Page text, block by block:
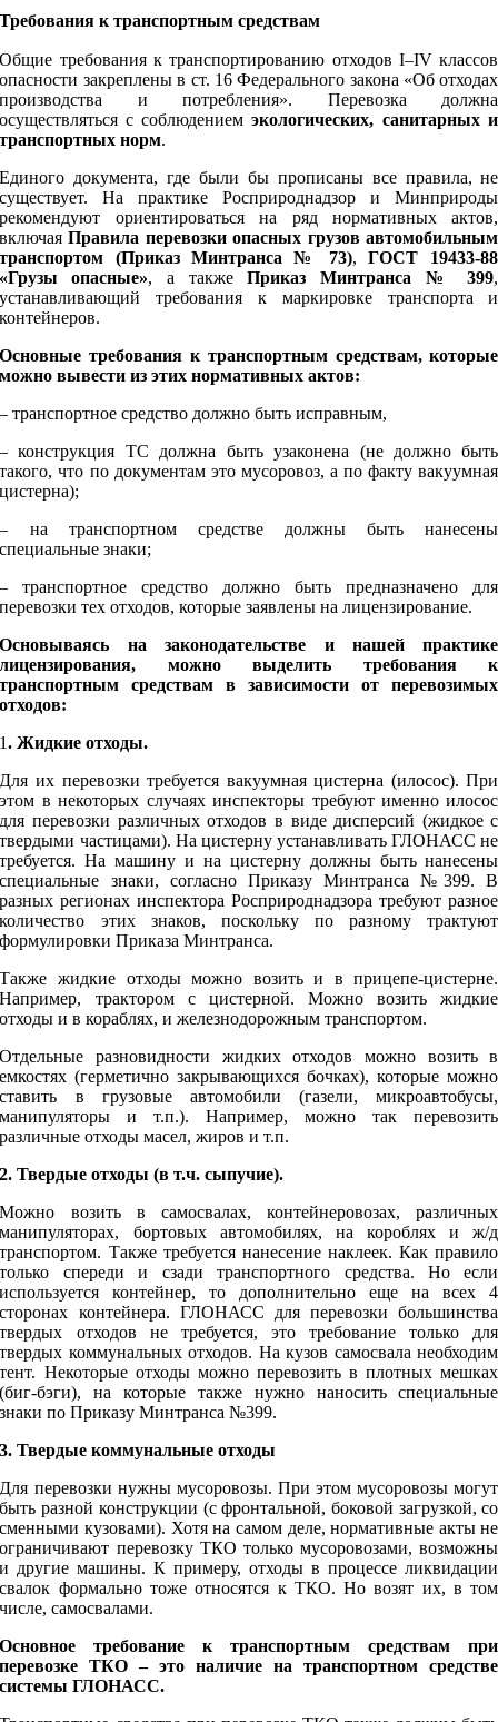
Требования к транспортным средствам
Общие требования к транспортированию отходов I–IV классов
опасности закреплены в ст. 16 Федерального закона «Об отходах
производства и потребления». Перевозка должна
осуществляться с соблюдениемэкологических, санитарных и
транспортных норм.
Единого документа, где были бы прописаны все правила, не
существует. На практике Росприроднадзор и Минприроды
рекомендуют ориентироваться на ряд нормативных актов,
включаяПравила перевозки опасных грузов автомобильным
транспортом (Приказ Минтранса № 73),ГОСТ 19433-88
«Грузы опасные», а такжеПриказ Минтранса № 399,
устанавливающий требования к маркировке транспорта и
контейнеров.
Основные требования к транспортным средствам, которые
можно вывести из этих нормативных актов:
– транспортное средство должно быть исправным,
– конструкция ТС должна быть узаконена (не должно быть
такого, что по документам это мусоровоз, а по факту вакуумная
цистерна);
– на транспортном средстве должны быть нанесены
специальные знаки;
– транспортное средство должно быть предназначено для
перевозки тех отходов, которые заявлены на лицензирование.
Основываясь на законодательстве и нашей практике
лицензирования, можно выделить требования к
транспортным средствам в зависимости от перевозимых
отходов:
1. Жидкие отходы.
Для их перевозки требуется вакуумная цистерна (илосос). При
этом в некоторых случаях инспекторы требуют именно илосос
для перевозки различных отходов в виде дисперсий (жидкое с
твердыми частицами). На цистерну устанавливать ГЛОНАСС не
требуется. На машину и на цистерну должны быть нанесены
специальные знаки, согласно Приказу Минтранса №399. В
разных регионах инспектора Росприроднадзора требуют разное
количество этих знаков, поскольку по разному трактуют
формулировки Приказа Минтранса.
Также жидкие отходы можно возить и в прицепе-цистерне.
Например, трактором с цистерной. Можно возить жидкие
отходы и в кораблях, и железнодорожным транспортом.
Отдельные разновидности жидких отходов можно возить в
емкостях (герметично закрывающихся бочках), которые можно
ставить в грузовые автомобили (газели, микроавтобусы,
манипуляторы и т.п.). Например, можно так перевозить
различные отходы масел, жиров и т.п.
2. Твердые отходы (в т.ч. сыпучие).
Можно возить в самосвалах, контейнеровозах, различных
манипуляторах, бортовых автомобилях, на короблях и ж/д
транспортом. Также требуется нанесение наклеек. Как правило
только спереди и сзади транспортного средства. Но если
используется контейнер, то дополнительно еще на всех 4
сторонах контейнера. ГЛОНАСС для перевозки большинства
твердых отходов не требуется, это требование только для
твердых коммунальных отходов. На кузов самосвала необходим
тент. Некоторые отходы можно перевозить в плотных мешках
(биг-бэги), на которые также нужно наносить специальные
знаки по Приказу Минтранса №399.
3. Твердые коммунальные отходы
Для перевозки нужны мусоровозы. При этом мусоровозы могут
быть разной конструкции (с фронтальной, боковой загрузкой, со
сменными кузовами). Хотя на самом деле, нормативные акты не
ограничивают перевозку ТКО только мусоровозами, возможны
и другие машины. К примеру, отходы в процессе ликвидации
свалок формально тоже относятся к ТКО. Но возят их, в том
числе, самосвалами.
Основное требование к транспортным средствам при
перевозке ТКО – это наличие на транспортном средстве
системы ГЛОНАСС.